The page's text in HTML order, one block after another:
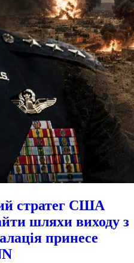
стратег США
шляхи виходу з
принесе